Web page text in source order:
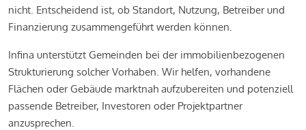
nicht. Entscheidend ist, ob Standort, Nutzung, Betreiber und
Finanzierung zusammengeführt werden können.
Infina unterstützt Gemeinden bei der immobilienbezogenen
Strukturierung solcher Vorhaben. Wir helfen, vorhandene
Flächen oder Gebäude marktnah aufzubereiten und potenziell
passende Betreiber, Investoren oder Projektpartner
anzusprechen.